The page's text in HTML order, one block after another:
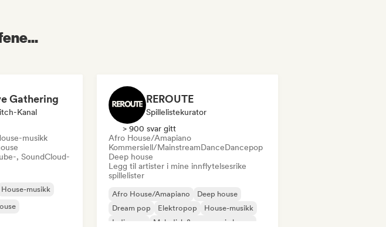
Gathering
Kanal
musikk
, SoundCloud-
House-musikk
REROUTE
Spillelistekurator
> 900 svar gitt
Afro House/Amapiano
Kommersiell/MainstreamDanceDancepop
Deep house
Legg til artister i mine innflytelsesrike
spillelister
Afro House/Amapiano
Deep house
Dream pop
Elektropop
House-musikk
Indie-pop
Melodisk & progressiv house